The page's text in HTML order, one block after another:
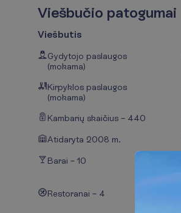
Viešbučio patogumai
Viešbutis
Gydytojo paslaugos
(mokama)
Kirpyklos paslaugos
(mokama)
Kambarių skaičius – 440
Atidaryta 2008 m.
Barai – 10
Restoranai – 4